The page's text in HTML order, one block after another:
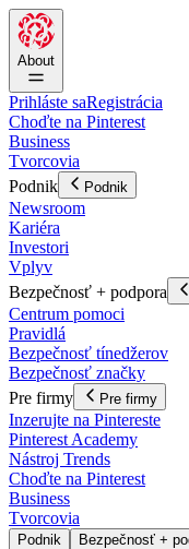
About
Prihláste saRegistrácia
Choďte na Pinterest
Business
Tvorcovia
Podnik
Podnik
Newsroom
Kariéra
Investori
Vplyv
Bezpečnosť + podpora
Centrum pomoci
Pravidlá
Bezpečnosť tínedžerov
Bezpečnosť značky
Pre firmy
Pre firmy
Inzerujte na Pintereste
Pinterest Academy
Nástroj Trends
Choďte na Pinterest
Business
Tvorcovia
Podnik Bezpečnosť +